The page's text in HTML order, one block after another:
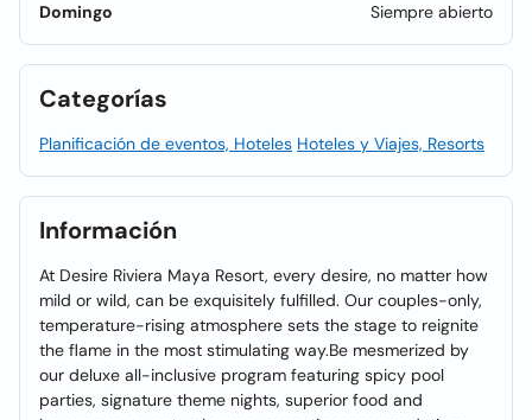
Domingo
Siempre abierto
Categorías
Planificación de eventos, Hoteles Hoteles y Viajes, Resorts
Información
At Desire Riviera Maya Resort, every desire, no matter how
mild or wild, can be exquisitely fulfilled. Our couples-only,
temperature-rising atmosphere sets the stage to reignite
the flame in the most stimulating way.Be mesmerized by
our deluxe all-inclusive program featuring spicy pool
parties, signature theme nights, superior food and